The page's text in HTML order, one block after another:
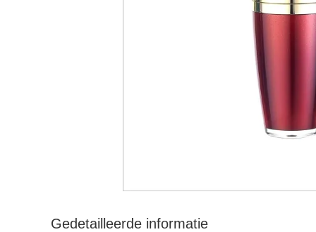
Gedetailleerde informatie